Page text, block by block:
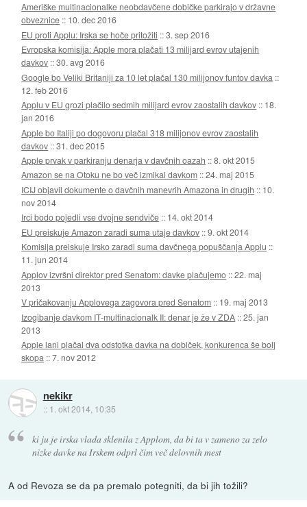
Ameriške multinacionalke neobdavčene dobičke parkirajo v državne
obveznice :: 10. dec 2016
EU proti Applu: Irska se hoče pritožiti ::3. sep 2016
Evropska komisija: Apple mora plačati 13 milijard evrov utajenih
davkov ::30. avg 2016
Google bo Veliki Britaniji za 10 let plačal 130 milijonov funtov davka ::
12. feb 2016
Applu v EU grozi plačilo sedmih milijard evrov zaostalih davkov :: 18.
jan 2016
Apple bo Italiji po dogovoru plačal 318 milijonov evrov zaostalih
davkov ::31. dec 2015
Apple prvak v parkiranju denarja v davčnih oazah ::8. okt 2015
Amazon se na Otoku ne bo več izmikal davkom ::24. maj 2015
ICIJ objavil dokumente o davčnih manevrih Amazona in drugih :: 10.
nov 2014
Irci bodo pojedli vse dvojne sendviče :: 14. okt 2014
EU preiskuje Amazon zaradi suma utaje davkov ::9. okt 2014
Komisija preiskuje Irsko zaradi suma davčnega popuščanja Applu ::
11. jun 2014
Applov izvršni direktor pred Senatom: davke plačujemo ::22. maj
2013
V pričakovanju Applovega zagovora pred Senatom :: 19. maj 2013
Izogibanje davkom IT-multinacionalk II: denar je že v ZDA ::25. jan
2013
Apple lani plačal dva odstotka davka na dobiček, konkurenca še bolj
skopa ::7. nov 2012
nekikr
:: 1. okt 2014, 10:35
ki ju je irska vlada sklenila z Applom, da bi ta v zameno za zelo
nizke davke na Irskem odprl čim več delovnih mest
A od Revoza se da pa premalo potegniti, da bi jih tožili?